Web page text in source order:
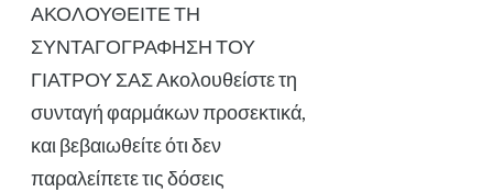
ΑΚΟΛΟΥΘΕΙΤΕ ΤΗ
ΣΥΝΤΑΓΟΓΡΑΦΗΣΗ ΤΟΥ
ΓΙΑΤΡΟΥ ΣΑΣ Ακολουθείστε τη
συνταγή φαρμάκων προσεκτικά,
και βεβαιωθείτε ότι δεν
παραλείπετε τις δόσεις